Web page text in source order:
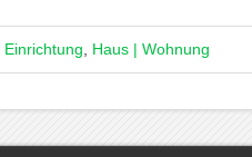
Einrichtung Haus | Wohnung